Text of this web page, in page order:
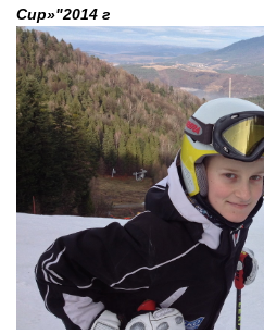
Cup»"2014 г